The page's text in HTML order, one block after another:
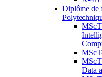
Diplôme de
Data